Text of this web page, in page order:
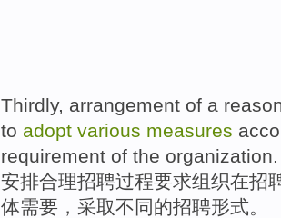
Thirdly, arrangement of a
to adopt various measures
requirement of the organization.
安排合理招聘过程要求组织在招
体需要 ， 采取不同的招聘形式。